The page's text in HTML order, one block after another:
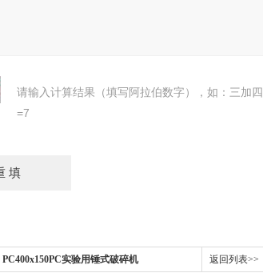
请输入计算结果（填写阿拉伯数字），如：三加四
=7
PC400x150PC实验用锤式破碎机 返回列表>>